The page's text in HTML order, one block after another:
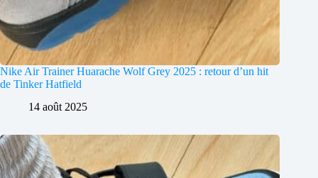
Nike Air Trainer Huarache Wolf Grey 2025 : retour d’un hit
de Tinker Hatfield
14 août 2025